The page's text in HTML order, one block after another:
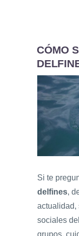
CÓMO
Si te
delfines,
actualidad,
sociales